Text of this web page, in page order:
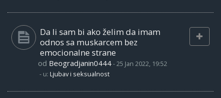
Da li sam bi ako želim da imam
odnos sa muskarcem bez
emocionalne strane
od Beogradjanin0444-25 Jan 2022, 19:52
- u: Ljubav i seksualnost